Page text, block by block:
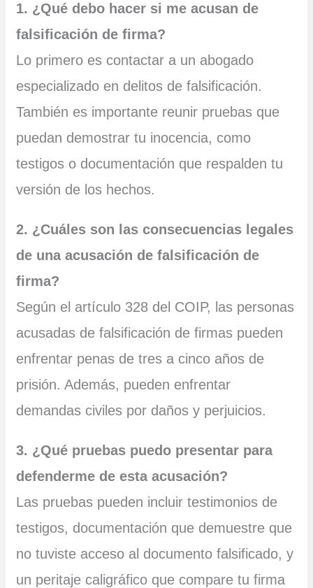
1. ¿Qué debo hacer si me acusan de
falsificación de firma?
Lo primero es contactar a un abogado
especializado en delitos de falsificación.
También es importante reunir pruebas que
puedan demostrar tu inocencia, como
testigos o documentación que respalden tu
versión de los hechos.
2. ¿Cuáles son las consecuencias legales
de una acusación de falsificación de
firma?
Según el artículo 328 del COIP, las personas
acusadas de falsificación de firmas pueden
enfrentar penas de tres a cinco años de
prisión. Además, pueden enfrentar
demandas civiles por daños y perjuicios.
3. ¿Qué pruebas puedo presentar para
defenderme de esta acusación?
Las pruebas pueden incluir testimonios de
testigos, documentación que demuestre que
no tuviste acceso al documento falsificado, y
un peritaje caligráfico que compare tu firma